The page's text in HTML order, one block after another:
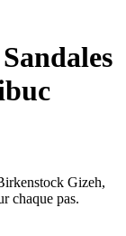
Sandales
Gizeh,
chaque pas.